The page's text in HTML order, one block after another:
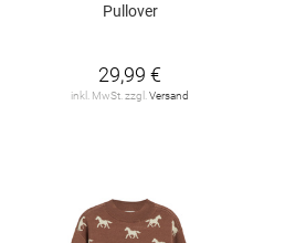
Pullover
29,99 €
inkl. MwSt. zzgl. Versand